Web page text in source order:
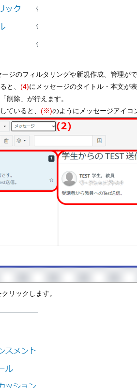
ジのフィルタリングや新規作成、管理が
と、(4)にメッセージのタイトル・本文が
削除」が行えます。
ていると、(※)のようにメッセージアイコ
リックします。